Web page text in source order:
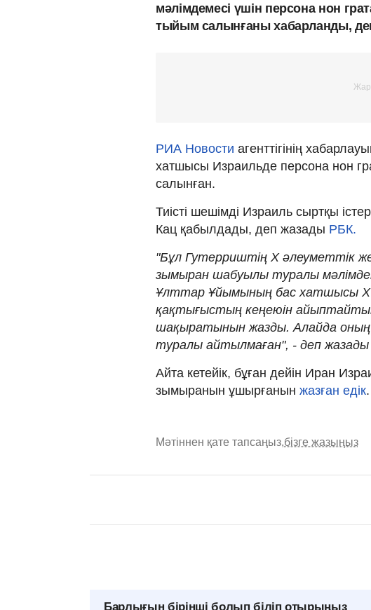
мәлімдемесі үшін персона нон
тыйым салынғаны хабарланды,
РИА Новости агенттігінің
хатшысы Израильде персона нон
салынған.
Тиісті шешімді Израиль сыртқы
Кац қабылдады, деп жазады РБК.
"Бұл Гутерриштің Х әлеуметтік
зымыран шабуылы туралы
Ұлттар Ұйымының бас хатшысы Х
қақтығыстың кеңеюін
шақыратынын жазды. Алайда оның
туралы айтылмаған", - деп
Айта кетейік, бұған дейін Иран
зымыранын ұшырғанын жазған едік.
Мәтіннен қате тапсаңыз,бізге жазыңыз
Барлығын бірінші болып біліп отырыңыз